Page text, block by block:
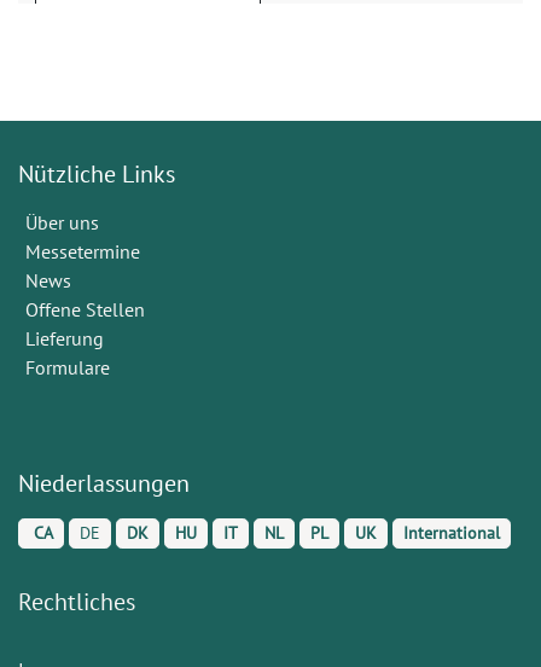
Nützliche Links
Über uns
Messetermine
News
Offene Stellen
Lieferung
Formulare
Niederlassungen
CA DE DK HU IT NL PL UK International
Rechtliches